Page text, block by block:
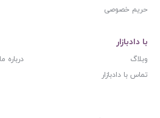
حریم خصوصی
با دادبازار
وبلاگ
درباره ما
تماس با دادبازار